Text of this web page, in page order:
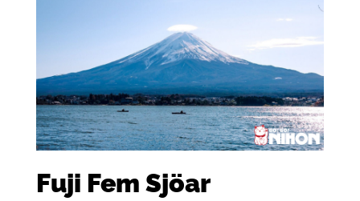
Fuji Fem Sjöar